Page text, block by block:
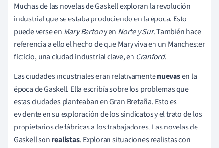
Muchas de las novelas de Gaskell exploran la revolución
industrial que se estaba produciendo en la época. Esto
puede verse en Mary Bartony en Norte y Sur. También hace
referencia a ello el hecho de que Mary viva en un Manchester
ficticio, una ciudad industrial clave, en Cranford.
Las ciudades industriales eran relativamentenuevasen la
época de Gaskell. Ella escribía sobre los problemas que
estas ciudades planteaban en Gran Bretaña. Esto es
evidente en su exploración de los sindicatos y el trato de los
propietarios de fábricas a los trabajadores. Las novelas de
Gaskell sonrealistas. Exploran situaciones realistas con